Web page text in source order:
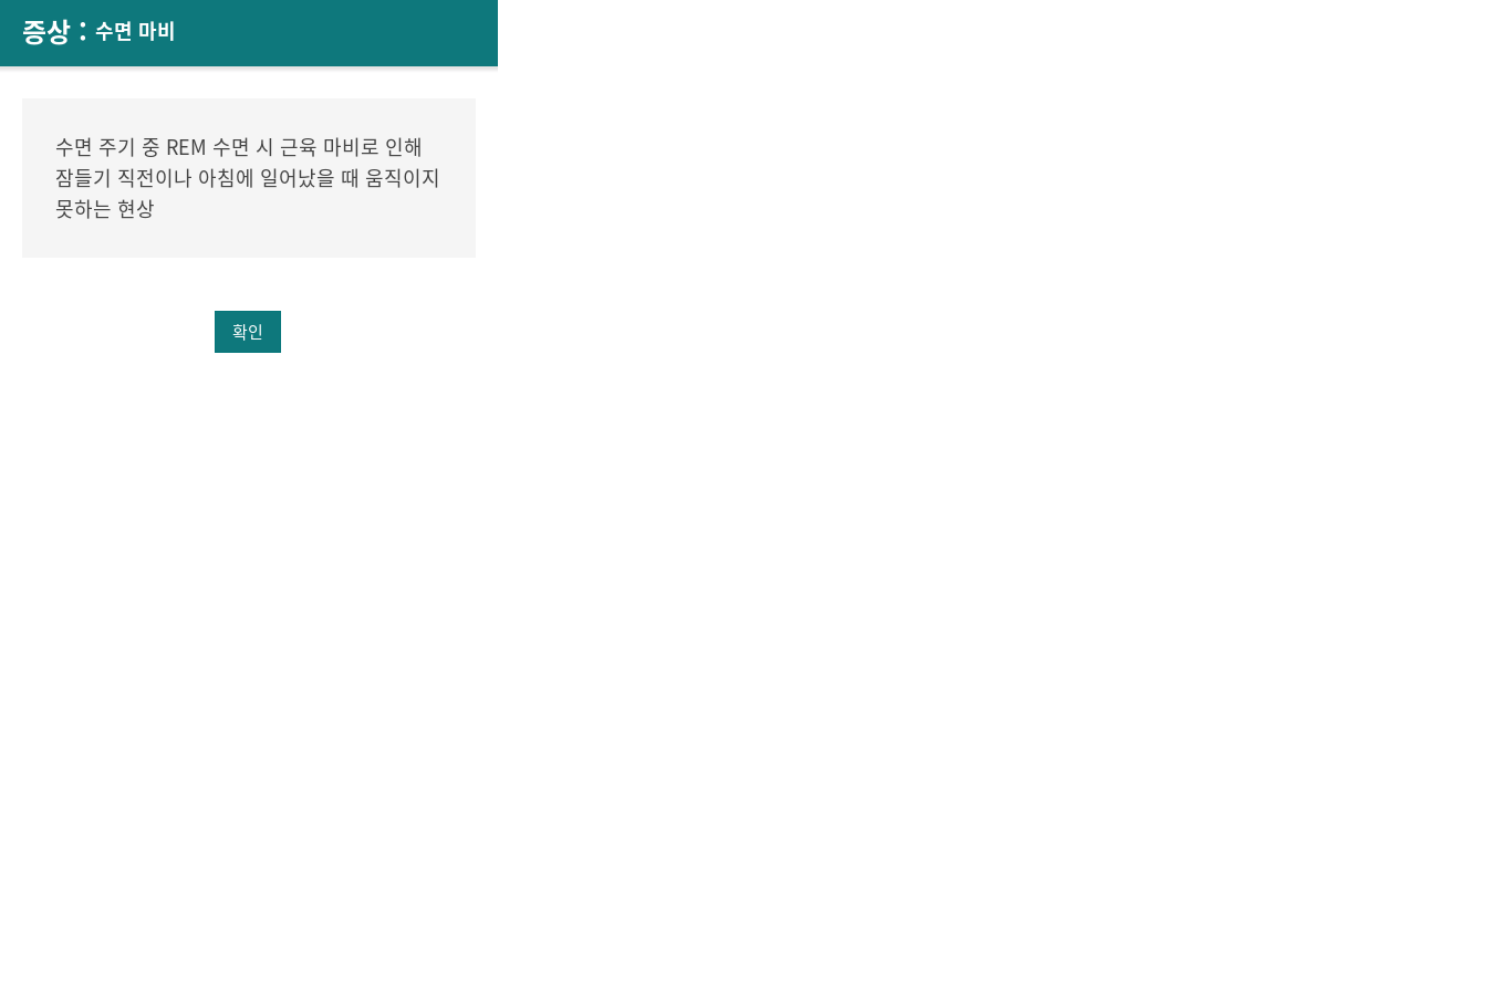
증상 : 수면 마비
수면 주기 중 REM 수면 시 근육 마비로 인해
잠들기 직전이나 아침에 일어났을 때 움직이지
못하는 현상
확인